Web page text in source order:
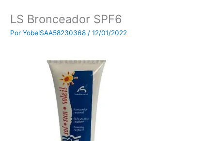
LS Bronceador SPF6
PorYobelSAA58230368 /12/01/2022